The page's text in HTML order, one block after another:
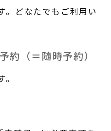
どなたでもご利用い
約（＝随時予約）